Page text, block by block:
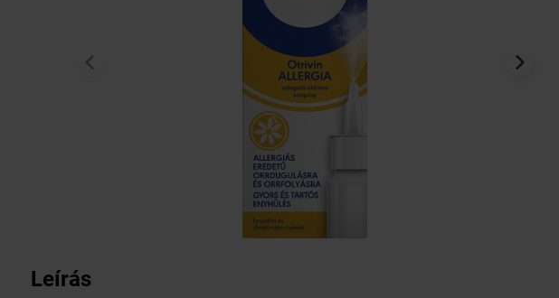
Leírás